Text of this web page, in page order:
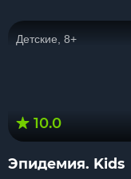
Детские, 8+
10.0
Эпидемия. Kids